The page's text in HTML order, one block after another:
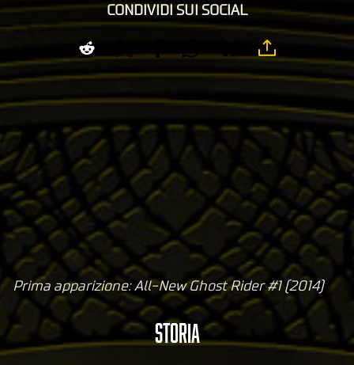
CONDIVIDI SUI SOCIAL
A
c
e
Prima apparizione: All-New Ghost Rider #1 (2014)
Storia